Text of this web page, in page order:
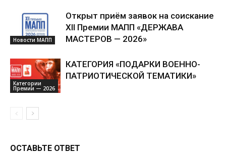
Новости МАПП
Открыт приём заявок на соискание
XII Премии МАПП «ДЕРЖАВА
МАСТЕРОВ — 2026»
Категории
Премии — 2026
КАТЕГОРИЯ «ПОДАРКИ ВОЕННО-
ПАТРИОТИЧЕСКОЙ ТЕМАТИКИ»
ОСТАВЬТЕ ОТВЕТ